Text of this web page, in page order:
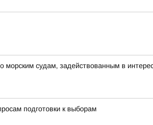
судам, задействованным в
подготовки к выборам